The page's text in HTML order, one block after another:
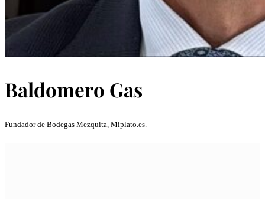
Baldomero Gas
Fundador de Bodegas Mezquita, Miplato.es.